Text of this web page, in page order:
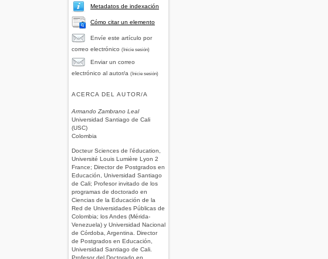
Metadatos de indexación
Cómo citar un elemento
Envíe este artículo por
correo electrónico (Inicie sesión)
Enviar un correo
electrónico al autor/a (Inicie sesión)
ACERCA DEL AUTOR/A
Armando Zambrano Leal
Universidad Santiago de Cali
(USC)
Colombia
Docteur Sciences de l’éducation,
Université Louis Lumière Lyon 2
France; Director de Postgrados en
Educación, Universidad Santiago
de Cali; Profesor invitado de los
programas de doctorado en
Ciencias de la Educación de la
Red de Universidades Públicas de
Colombia; los Andes (Mérida-
Venezuela) y Universidad Nacional
de Córdoba, Argentina. Director
de Postgrados en Educación,
Universidad Santiago de Cali.
Profesor del Doctorado en